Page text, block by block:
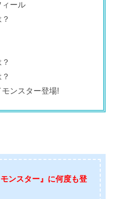
ィール
ンスター登場!
ンスター』に何度も登